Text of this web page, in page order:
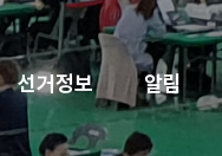
선거정보 알림